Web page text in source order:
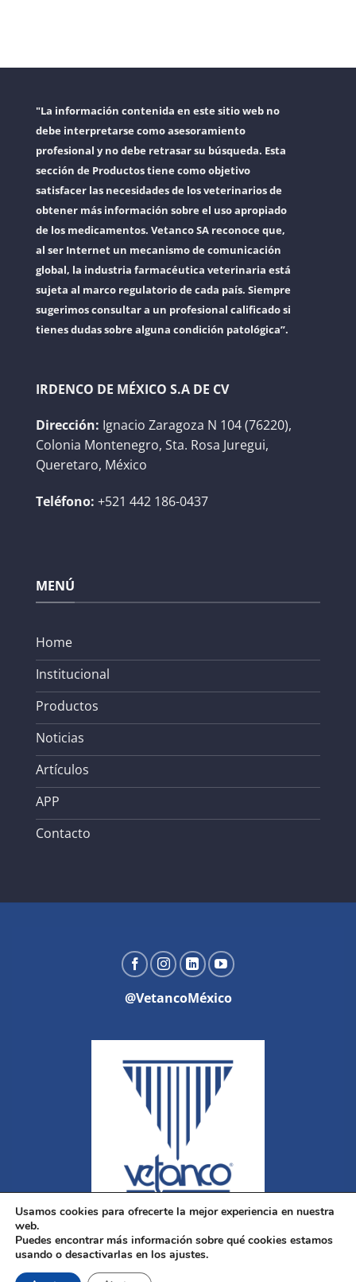
"La información contenida en este sitio web no
debe interpretarse como asesoramiento
profesional y no debe retrasar su búsqueda. Esta
sección de Productos tiene como objetivo
satisfacer las necesidades de los veterinarios de
obtener más información sobre el uso apropiado
de los medicamentos. Vetanco SA reconoce que,
al ser Internet un mecanismo de comunicación
global, la industria farmacéutica veterinaria está
sujeta al marco regulatorio de cada país. Siempre
sugerimos consultar a un profesional calificado si
tienes dudas sobre alguna condición patológica”.
IRDENCO DE MÉXICO S.A DE CV
Dirección: Ignacio Zaragoza N 104 (76220),
Colonia Montenegro, Sta. Rosa Juregui,
Queretaro, México
Teléfono: +521 442 186-0437
MENÚ
Home
Institucional
Productos
Noticias
Artículos
APP
Contacto
@VetancoMéxico
Usamos cookies para ofrecerte la mejor experiencia en nuestra
web.
Puedes encontrar más información sobre qué cookies estamos
usando o desactivarlas en los ajustes.